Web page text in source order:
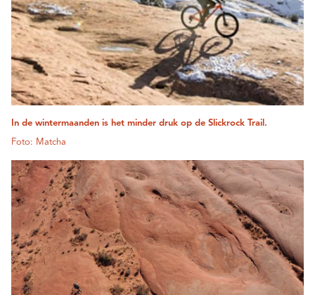
In de wintermaanden is het minder druk op de Slickrock Trail.
Foto: Matcha